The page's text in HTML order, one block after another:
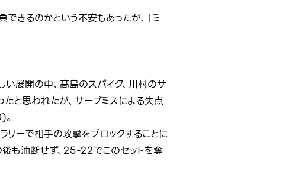
きるのかという不安もあったが、「ミ
展開の中、髙島のスパイク、川村のサ
と思われたが、サーブミスによる失点
リーで相手の攻撃をブロックすることに
も油断せず、25-22でこのセットを奪